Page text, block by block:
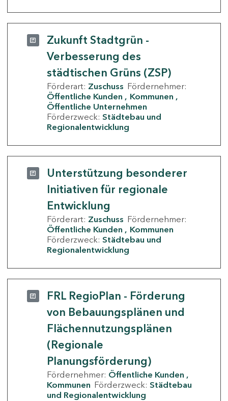
Zukunft Stadtgrün -
Verbesserung des
städtischen Grüns (ZSP)
Förderart: Zuschuss Fördernehmer:
Öffentliche Kunden
Kommunen
Öffentliche Unternehmen
Förderzweck: Städtebau und
Regionalentwicklung
Unterstützung besonderer
Initiativen für regionale
Entwicklung
Förderart: Zuschuss Fördernehmer:
Öffentliche Kunden
Kommunen
Förderzweck: Städtebau und
Regionalentwicklung
FRL RegioPlan - Förderung
von Bebauungsplänen und
Flächennutzungsplänen
(Regionale
Planungsförderung)
Fördernehmer: Öffentliche Kunden
Kommunen Förderzweck: Städtebau
und Regionalentwicklung